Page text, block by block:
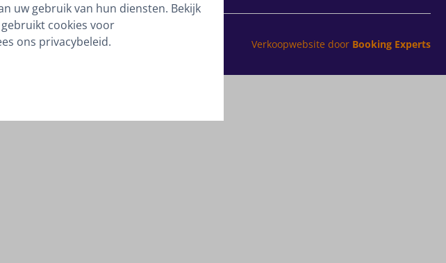
Verkoopwebsite door Booking Experts
uw gebruik van hun diensten. Bekijk
gebruikt cookies voor
ons privacybeleid.